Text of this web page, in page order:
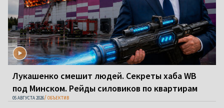
Лукашенко смешит людей. Секреты хаба WB
под Минском. Рейды силовиков по квартирам
05 АВГУСТА 2026 ОБЪЕКТИВ